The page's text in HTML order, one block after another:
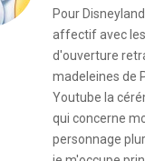
Pour
affectif avec
d'ouverture
madeleines de
Youtube la
qui concerne
personnage